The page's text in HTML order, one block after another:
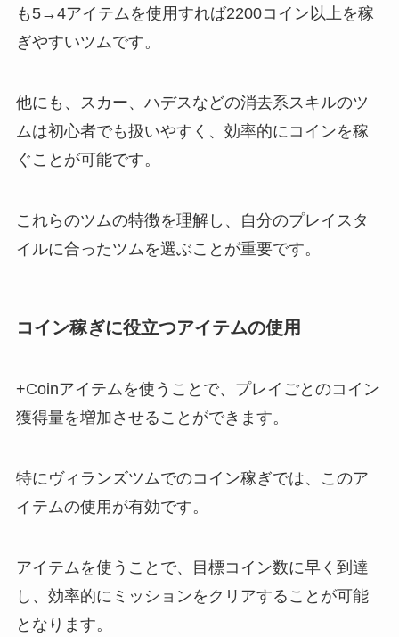
も5→4アイテムを使用すれば2200コイン以上を稼
ぎやすいツムです。
他にも、スカー、ハデスなどの消去系スキルのツ
ムは初心者でも扱いやすく、効率的にコインを稼
ぐことが可能です。
これらのツムの特徴を理解し、自分のプレイスタ
イルに合ったツムを選ぶことが重要です。
コイン稼ぎに役立つアイテムの使用
+Coinアイテムを使うことで、プレイごとのコイン
獲得量を増加させることができます。
特にヴィランズツムでのコイン稼ぎでは、このア
イテムの使用が有効です。
アイテムを使うことで、目標コイン数に早く到達
し、効率的にミッションをクリアすることが可能
となります。